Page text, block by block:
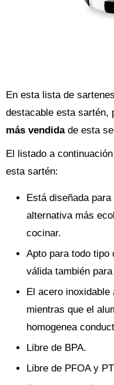
En esta lista de
destacable esta sartén,
más vendidade esta
El listado a
esta sartén:
Está diseñada
alternativa más
cocinar.
Apto para todo tipo
válida también
El acero
mientras que el
homogenea
Libre de BPA.
Libre de PFOA y